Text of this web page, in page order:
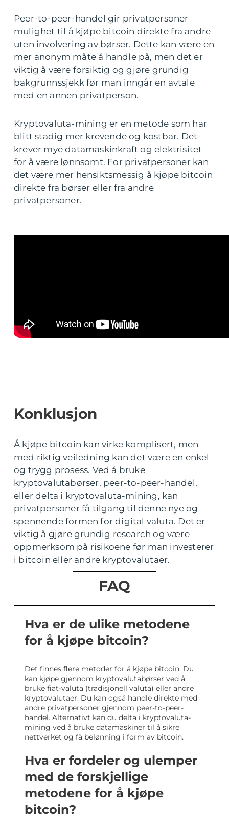
Peer-to-peer-handel gir privatpersoner
mulighet til å kjøpe bitcoin direkte fra andre
uten involvering av børser. Dette kan være en
mer anonym måte å handle på, men det er
viktig å være forsiktig og gjøre grundig
bakgrunnssjekk før man inngår en avtale
med en annen privatperson.
Kryptovaluta-mining er en metode som har
blitt stadig mer krevende og kostbar. Det
krever mye datamaskinkraft og elektrisitet
for å være lønnsomt. For privatpersoner kan
det være mer hensiktsmessig å kjøpe bitcoin
direkte fra børser eller fra andre
privatpersoner.
Konklusjon
Å kjøpe bitcoin kan virke komplisert, men
med riktig veiledning kan det være en enkel
og trygg prosess. Ved å bruke
kryptovalutabørser, peer-to-peer-handel,
eller delta i kryptovaluta-mining, kan
privatpersoner få tilgang til denne nye og
spennende formen for digital valuta. Det er
viktig å gjøre grundig research og være
oppmerksom på risikoene før man investerer
i bitcoin eller andre kryptovalutaer.
FAQ
Hva er de ulike metodene
for å kjøpe bitcoin?
Det finnes flere metoder for å kjøpe bitcoin. Du
kan kjøpe gjennom kryptovalutabørser ved å
bruke fiat-valuta (tradisjonell valuta) eller andre
kryptovalutaer. Du kan også handle direkte med
andre privatpersoner gjennom peer-to-peer-
handel. Alternativt kan du delta i kryptovaluta-
mining ved å bruke datamaskiner til å sikre
nettverket og få belønning i form av bitcoin.
Hva er fordeler og ulemper
med de forskjellige
metodene for å kjøpe
bitcoin?